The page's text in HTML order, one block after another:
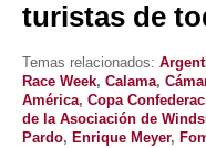
turistas de
Temas relacionados:
Race Week, Calama,
América, Copa
de la Asociación de
Pardo, Enrique Meyer,